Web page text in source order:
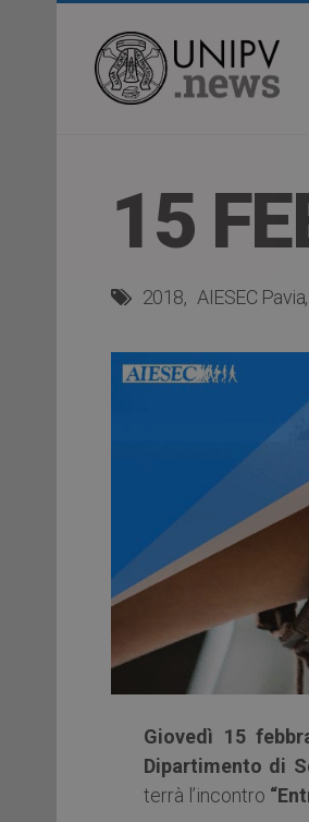
15
2018 AIESEC Pavia
Giovedì 15
Dipartimento di
terrà l’incontro